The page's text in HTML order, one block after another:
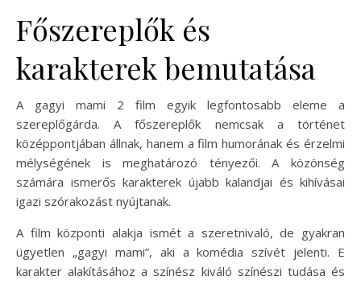
Főszereplők és
karakterek bemutatása
A gagyi mami 2 film egyik legfontosabb eleme a
szereplőgárda. A főszereplők nemcsak a történet
középpontjában állnak, hanem a film humorának és érzelmi
mélységének is meghatározó tényezői. A közönség
számára ismerős karakterek újabb kalandjai és kihívásai
igazi szórakozást nyújtanak.
A film központi alakja ismét a szeretnivaló, de gyakran
ügyetlen „gagyi mami”, aki a komédia szívét jelenti. E
karakter alakításához a színész kiváló színészi tudása és